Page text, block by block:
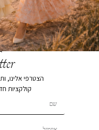
הצטרפי אלינו,
קולקציות